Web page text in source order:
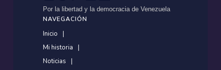
Por la libertad y la democracia de Venezuela
NAVEGACIÓN
Inicio
Mi historia
Noticias